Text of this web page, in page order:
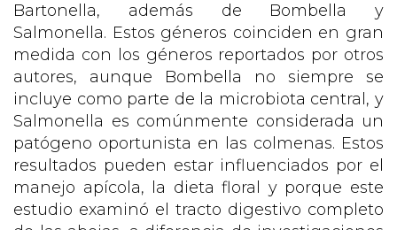
Bartonella, además de Bombella y
Salmonella. Estos géneros coinciden en gran
medida con los géneros reportados por otros
autores, aunque Bombella no siempre se
incluye como parte de la microbiota central, y
Salmonella es comúnmente considerada un
patógeno oportunista en las colmenas. Estos
resultados pueden estar influenciados por el
manejo apícola, la dieta floral y porque este
estudio examinó el tracto digestivo completo